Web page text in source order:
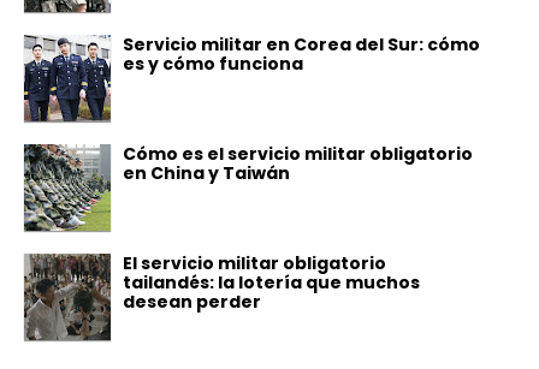
Servicio militar en Corea del Sur: cómo
es y cómo funciona
Cómo es el servicio militar obligatorio
en China y Taiwán
El servicio militar obligatorio
tailandés: la lotería que muchos
desean perder